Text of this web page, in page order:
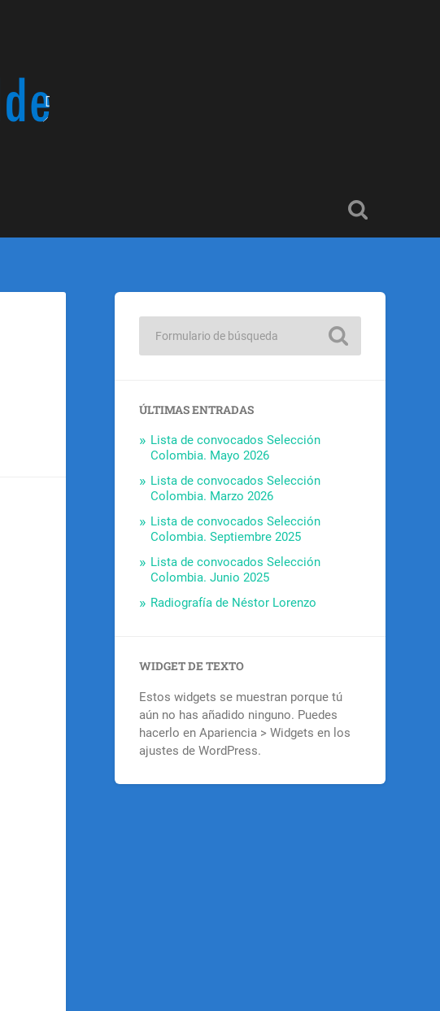
ÚLTIMAS ENTRADAS
Lista de convocados Selección
Colombia. Mayo 2026
Lista de convocados Selección
Colombia. Marzo 2026
Lista de convocados Selección
Colombia. Septiembre 2025
Lista de convocados Selección
Colombia. Junio 2025
Radiografía de Néstor Lorenzo
WIDGET DE TEXTO
Estos widgets se muestran porque tú
aún no has añadido ninguno. Puedes
hacerlo en Apariencia > Widgets en los
ajustes de WordPress.